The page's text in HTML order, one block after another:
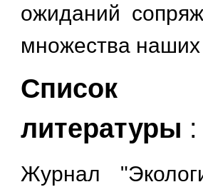
ожиданий
множества наших
Список
литературы :
Журнал